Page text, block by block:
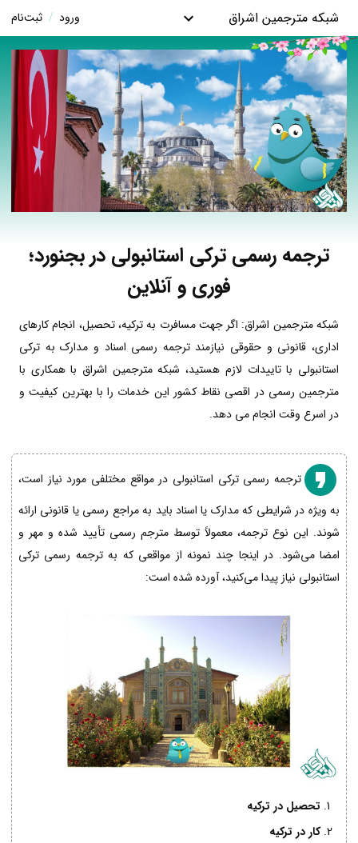
شبکه مترجمین اشراق ورود / ثبت‌نام
ترجمه رسمی ترکی استانبولی در بجنورد؛
فوری و آنلاین
شبکه مترجمین اشراق: اگر جهت مسافرت به ترکیه، تحصیل، انجام کارهای
اداری، قانونی و حقوقی نیازمند ترجمه رسمی اسناد و مدارک به ترکی
استانبولی با تاییدات لازم هستید، شبکه مترجمین اشراق با همکاری با
مترجمین رسمی در اقصی نقاط کشور این خدمات را با بهترین کیفیت و
در اسرع وقت انجام می دهد.
ترجمه رسمی ترکی استانبولی در مواقع مختلفی مورد نیاز است،
به ویژه در شرایطی که مدارک یا اسناد باید به مراجع رسمی یا قانونی ارائه
شوند. این نوع ترجمه، معمولاً توسط مترجم رسمی تأیید شده و مهر و
امضا می‌شود. در اینجا چند نمونه از مواقعی که به ترجمه رسمی ترکی
استانبولی نیاز پیدا می‌کنید، آورده شده است:
تحصیل در ترکیه
کار در ترکیه